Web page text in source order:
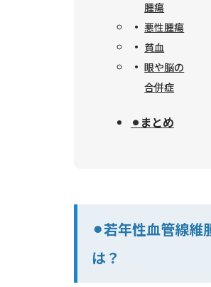
腫瘍
悪性腫瘍
貧血
眼や脳の
合併症
⚫︎まとめ
⚫︎若年性血管線維
は？